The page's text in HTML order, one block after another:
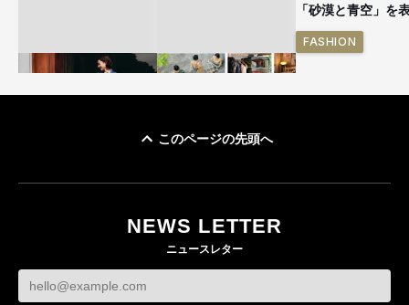
ケットなど7型を発売
FASHION
をラインナップ
LIFESTYLE
「砂漠と青空」を
FASHION
このページの先頭へ
NEWS LETTER
ニュースレター